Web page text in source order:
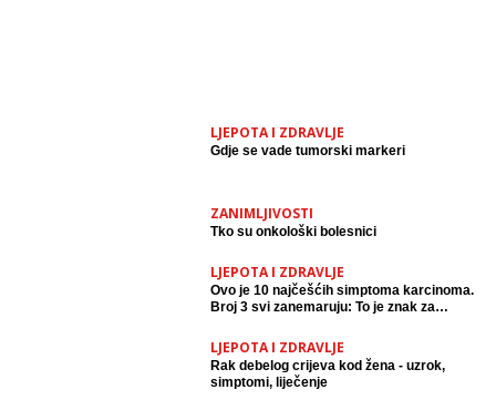
LJEPOTA I ZDRAVLJE
Gdje se vade tumorski markeri
ZANIMLJIVOSTI
Tko su onkološki bolesnici
LJEPOTA I ZDRAVLJE
Ovo je 10 najčešćih simptoma karcinoma.
Broj 3 svi zanemaruju: To je znak za
LJEPOTA I ZDRAVLJE
Rak debelog crijeva kod žena - uzrok,
simptomi, liječenje